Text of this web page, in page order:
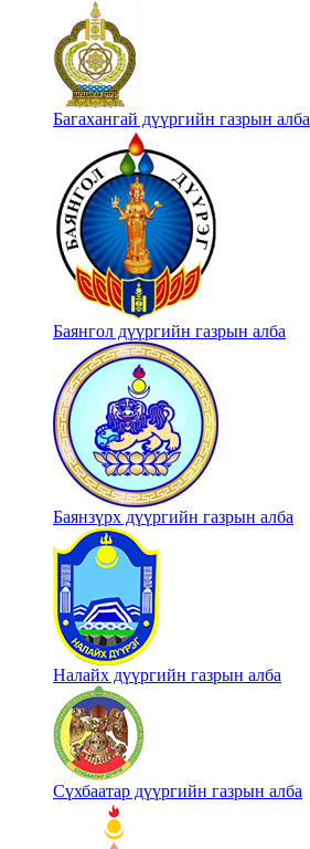
Багахангай дүүргийн газрын алба
Баянгол дүүргийн газрын алба
Баянзүрх дүүргийн газрын алба
Налайх дүүргийн газрын алба
Сүхбаатар дүүргийн газрын алба